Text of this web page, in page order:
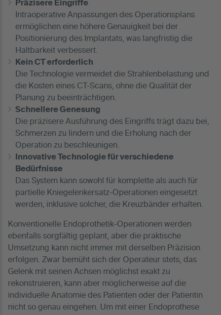
Präzisere Eingriffe
Intraoperative Anpassungen des Operationsplans
ermöglichen eine höhere Genauigkeit bei der
Positionierung des Implantats, was langfristig die
Haltbarkeit verbessert.
Kein CT erforderlich
Die Technologie vermeidet die Strahlenbelastung und
die Kosten eines CT-Scans, ohne die Qualität der
Planung zu beeinträchtigen.
Schnellere Genesung
Die präzisere Ausführung des Eingriffs trägt dazu bei,
Schmerzen zu lindern und die Erholung nach der
Operation zu beschleunigen.
Innovative Technologie für verschiedene
Bedürfnisse
Das System kann sowohl für komplette als auch für
partielle Kniegelenkersatz-Operationen eingesetzt
werden, inklusive solcher, die Kreuzbänder erhalten.
Konventionelle Endoprothetik-Operationen werden
ebenfalls sorgfältig geplant, aber die praktische
Umsetzung kann nicht immer mit derselben Präzision
erfolgen. Zwar bemüht sich der Operateur stets, das
Gelenk mit seinen Achsen möglichst exakt zu
rekonstruieren, kann aber möglicherweise auf die
individuelle Anatomie des Patienten oder der Patientin
nicht so genau eingehen. Um mit einer Endoprothese